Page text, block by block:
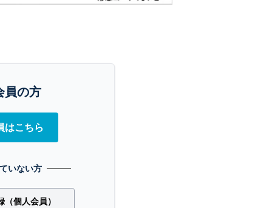
員の方
はこちら
いない方
個人会員）